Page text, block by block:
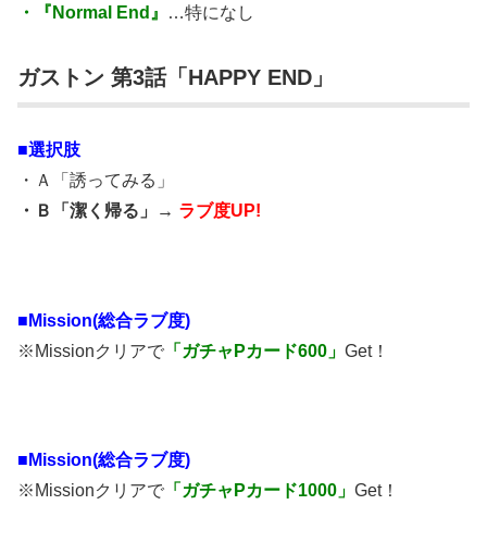
・『Normal End』
…特になし
ガストン 第3話「HAPPY END」
■選択肢
・Ａ「誘ってみる」
・Ｂ「潔く帰る」→ ラブ度UP!
■Mission(総合ラブ度)
※Missionクリアで 「ガチャPカード600」 Get！
■Mission(総合ラブ度)
※Missionクリアで 「ガチャPカード1000」 Get！